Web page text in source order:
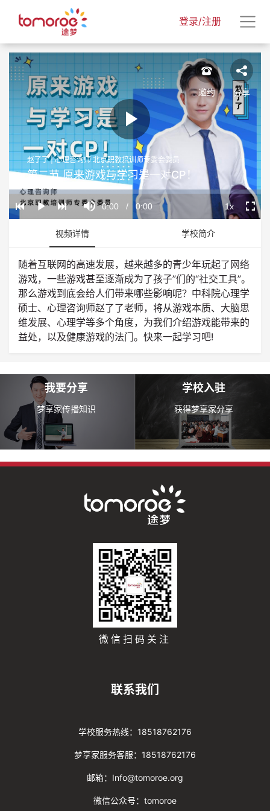
登录/注册
Play
Video
Play
Mute
Current
0:00 / Duration
0:00
Loaded:
0%
Progress:
0%
Playback
Rate
1x
赵了了 | 心理咨询师 北京职教培训师专委会委员
第二节 原来游戏与学习是一对CP！
邀约 分享
视频详情 学校简介
随着互联网的高速发展，越来越多的青少年玩起了网络
游戏，一些游戏甚至逐渐成为了孩子”们的“社交工具”。
那么游戏到底会给人们带来哪些影响呢？中科院心理学
硕士、心理咨询师赵了了老师，将从游戏本质、大脑思
维发展、心理学等多个角度，为我们介绍游戏能带来的
益处，以及健康游戏的法门。快来一起学习吧!
我要分享
梦享家传播知识
学校入驻
获得梦享家分享
微信扫码关注
联系我们
学校服务热线：18518762176
梦享家服务客服：18518762176
邮箱：Info@tomoroe.org
微信公众号：tomoroe